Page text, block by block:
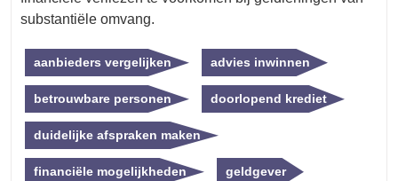
substantiële omvang.
aanbieders vergelijken advies inwinnen
betrouwbare personen doorlopend krediet
duidelijke afspraken maken
financiële mogelijkheden geldgever